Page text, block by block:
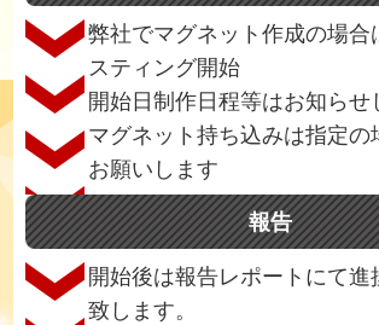
弊社でマグネット作成の場合
スティング開始
開始日制作日程等はお知らせ
マグネット持ち込みは指定の
お願いします
報告
開始後は報告レポートにて進
致します。